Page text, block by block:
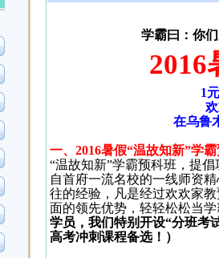
学霸曰：你
2016
1
在乌鲁
一、 2016暑假“温故知新”学霸
“温故知新”学霸预科班，提
自首府一流名校的一线师资
往的经验，凡是经过欢欢家
面的领先优势，轻轻松松当学
学员，我们特别开设“分班考
高考冲刺课程备选！）